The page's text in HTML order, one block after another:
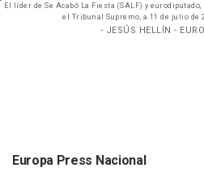
El líder de Se Acabó La Fiesta (SALF) y
el Tribunal Supremo, a 11 de julio de
- JESÚS HELLÍN -
Europa Press Nacional